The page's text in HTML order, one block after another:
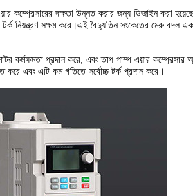
কম্প্রেসারের দক্ষতা উন্নত করার জন্য ডিজাইন করা
নিয়ন্ত্রণ সক্ষম করে।এই বৈদ্যুতিন সংকেতের মেরু বদল
কর্মক্ষমতা প্রদান করে, এবং তাপ পাম্প এয়ার
করে এবং এটি কম গতিতে সর্বোচ্চ টর্ক প্রদান করে।